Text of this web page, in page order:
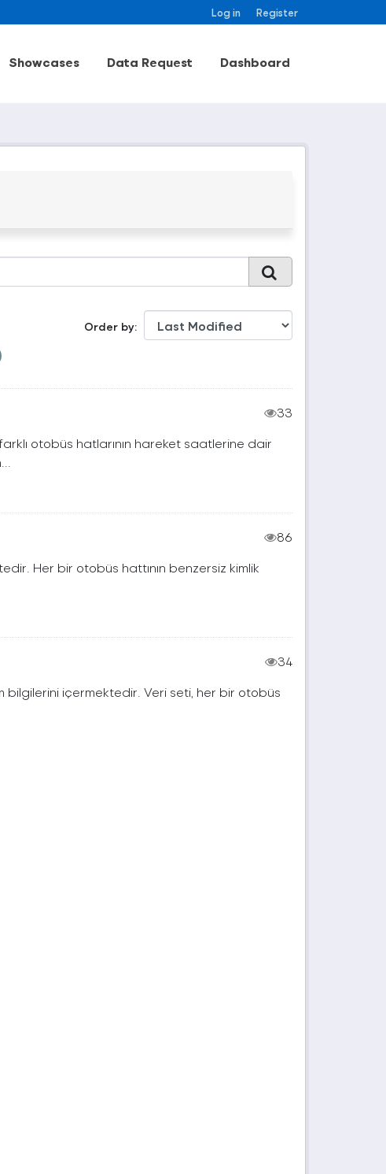
Log in Register
Showcases Data Request Dashboard
Order by
33
otobüs hatlarının hareket saatlerine dair
86
Her bir otobüs hattının benzersiz kimlik
34
bilgilerini içermektedir. Veri seti, her bir otobüs